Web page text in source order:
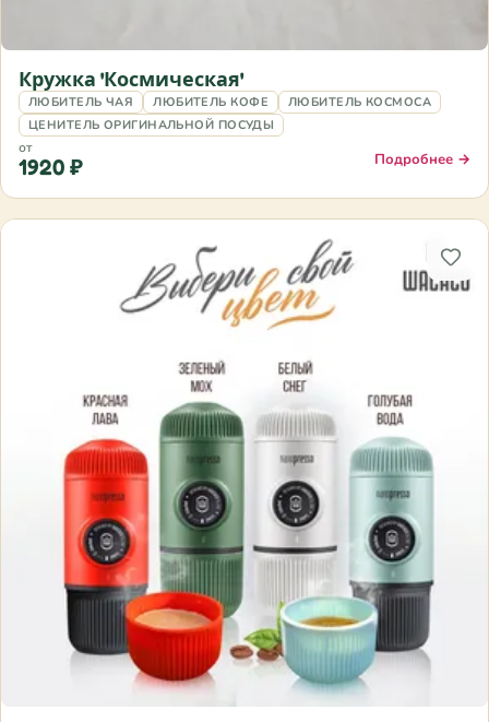
Кружка 'Космическая'
ЛЮБИТЕЛЬ ЧАЯ ЛЮБИТЕЛЬ КОФЕ
ЛЮБИТЕЛЬ КОСМОСА
ЦЕНИТЕЛЬ ОРИГИНАЛЬНОЙ ПОСУДЫ
от
1920 ₽ Подробнее →